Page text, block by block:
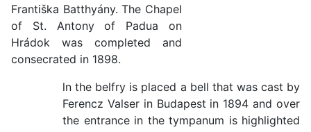
Františka Batthyány. The ChapeI
of St. Antony of Padua on
Hrádok was completed and
consecrated in 1898.
ln the belfry is placed a bell that was cast by
Ferencz Valser in Budapest in 1894 and over
the entrance in the tympanum is highlighted